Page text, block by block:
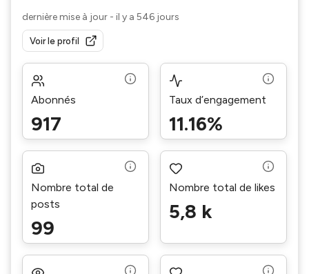
dernière mise à jour - il y a 546 jours
Voir le profil
Abonnés
917
Taux d’engagement
11.16%
Nombre total de
posts
99
Nombre total de likes
5,8 k